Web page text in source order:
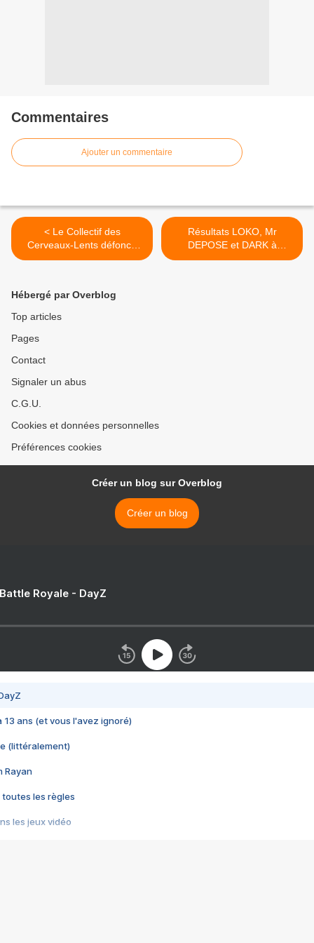
Commentaires
Ajouter un commentaire
< Le Collectif des
Cerveaux-Lents défonce
"Le Complot du Campus"
Résultats LOKO, Mr
DEPOSE et DARK à
l'Odysseum pour le K-LIVE
Hébergé par Overblog
Top articles
Pages
Contact
Signaler un abus
C.G.U.
Cookies et données personnelles
Préférences cookies
Créer un blog sur Overblog
Créer un blog
Royale - DayZ
13 ans (et vous l'avez ignoré)
(littéralement)
Rayan
toutes les règles
les jeux vidéo